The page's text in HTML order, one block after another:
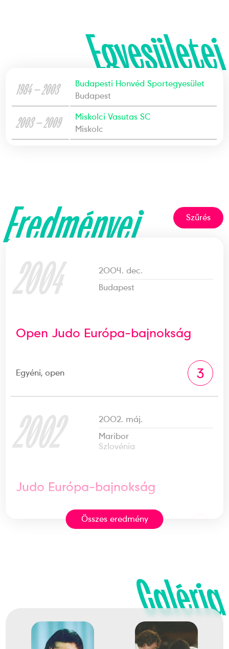
Egyesületei
1984 — 2003
Budapesti Honvéd Sportegyesület
Budapest
2003 — 2009
Miskolci Vasutas SC
Miskolc
Eredményei Szűrés
2004
2004. dec.
Budapest
Open Judo Európa-bajnokság
Egyéni, open 3
2002
2002. máj.
Maribor
Szlovénia
Judo Európa-bajnokság
Judo Európa-bajnokság
Összes eredmény
Galéria